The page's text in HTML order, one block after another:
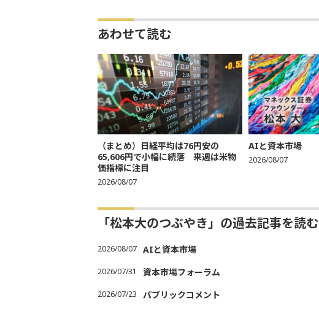
あわせて読む
（まとめ）日経平均は76円安の
65,606円で小幅に続落 来週は米物
価指標に注目
2026/08/07
AIと資本市場
2026/08/07
「松本大のつぶやき」の過去記事を読む
2026/08/07 AIと資本市場
2026/07/31 資本市場フォーラム
2026/07/23 パブリックコメント